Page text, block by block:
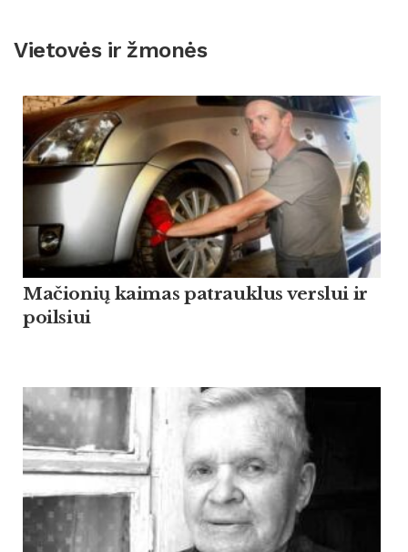
Vietovės ir žmonės
Mačionių kaimas patrauklus verslui ir
poilsiui